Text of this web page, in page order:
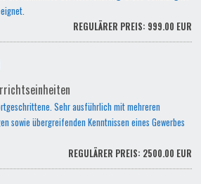
REGULÄRER PREIS: 999.00 EUR
Sehr ausführlich mit mehreren
sowie übergreifenden Kenntnissen eines Gewerbes
REGULÄRER PREIS: 2500.00 EUR